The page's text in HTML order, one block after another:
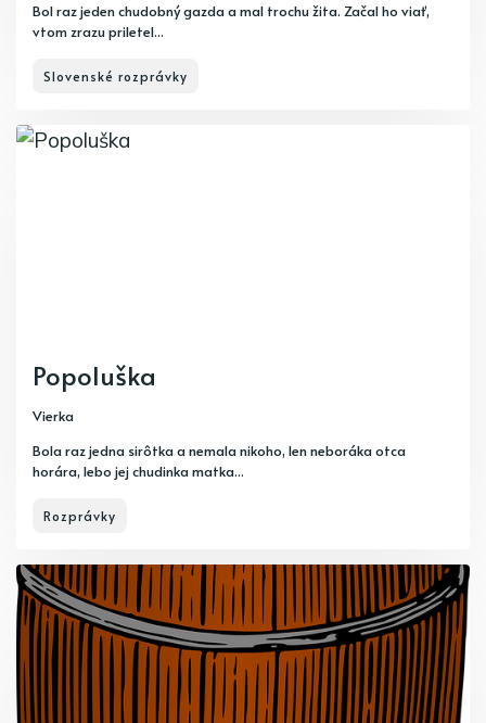
Bol raz jeden chudobný gazda a mal trochu žita. Začal ho viať,
vtom zrazu priletel...
Slovenské rozprávky
Popoluška
Vierka
Bola raz jedna sirôtka a nemala nikoho, len neboráka otca
horára, lebo jej chudinka matka...
Rozprávky